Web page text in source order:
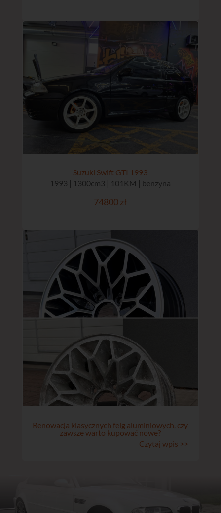
Suzuki Swift GTI 1993
1993 | 1300cm3 | 101KM | benzyna
74800 zł
Renowacja klasycznych felg aluminiowych, czy
zawsze warto kupować nowe?
Czytaj wpis >>